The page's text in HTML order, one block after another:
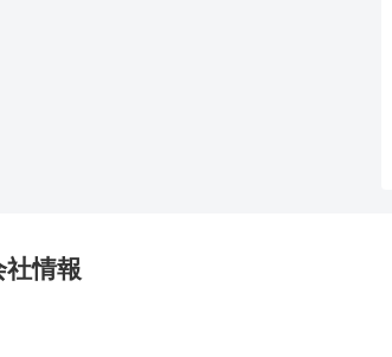
情報